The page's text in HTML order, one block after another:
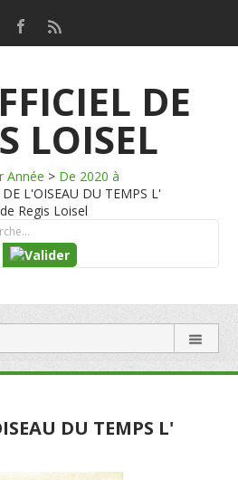
DE
LOISEL
Année > De 2020 à
L'OISEAU DU TEMPS L'
Regis Loisel
DU TEMPS L'